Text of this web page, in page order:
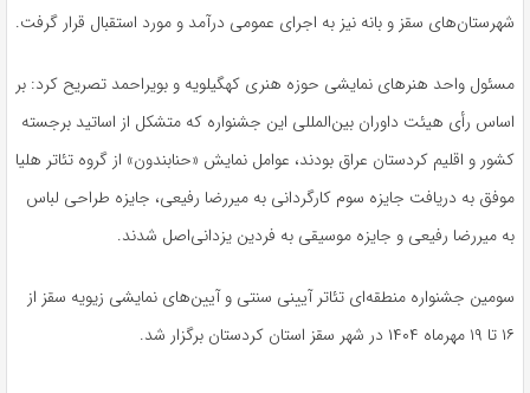
شهرستان‌های سقز و بانه نیز به اجرای عمومی درآمد و مورد استقبال قرار گرفت.
مسئول واحد هنرهای نمایشی حوزه هنری کهگیلویه و بویراحمد تصریح کرد: بر
اساس رأی هیئت داوران بین‌المللی این جشنواره که متشکل از اساتید برجسته
کشور و اقلیم کردستان عراق بودند، عوامل نمایش «حنابندون» از گروه تئاتر هلیا
موفق به دریافت جایزه سوم کارگردانی به میررضا رفیعی، جایزه طراحی لباس
به میررضا رفیعی و جایزه موسیقی به فردین یزدانی‌اصل شدند.
سومین جشنواره منطقه‌ای تئاتر آیینی سنتی و آیین‌های نمایشی زیویه سقز از
۱۶ تا ۱۹ مهرماه ۱۴۰۴ در شهر سقز استان کردستان برگزار شد.